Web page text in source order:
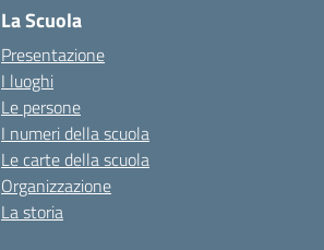
La Scuola
Presentazione
I luoghi
Le persone
I numeri della scuola
Le carte della scuola
Organizzazione
La storia